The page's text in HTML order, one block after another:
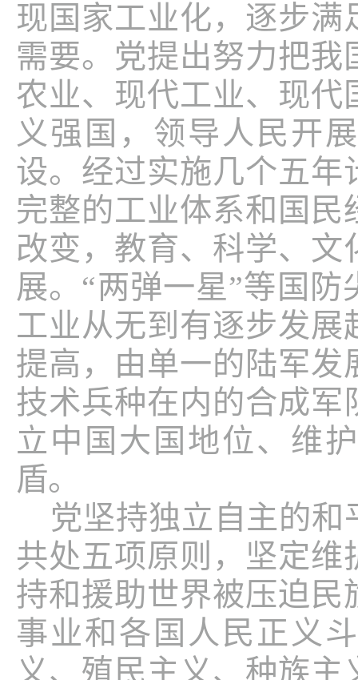
现国家工业化，逐步
需要。党提出努力把
农业、现代工业、现
义强国，领导人民开
设。经过实施几个五
完整的工业体系和国
改变，教育、科学、
展。“两弹一星”等国
工业从无到有逐步发
提高，由单一的陆军
技术兵种在内的合成
立中国大国地位、维
盾。
党坚持独立自主的
共处五项原则，坚定
持和援助世界被压迫
事业和各国人民正义
义、殖民主义、种族